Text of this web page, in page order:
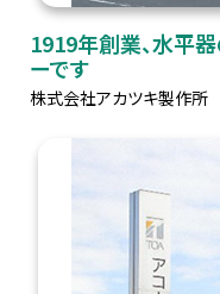
1919年創業、水平
ーです
株式会社アカツキ製作所